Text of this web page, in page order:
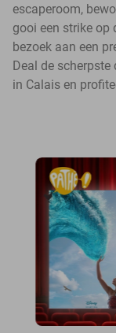
escaperoom,
gooi een strike op
bezoek aan een
Deal de
in Calais en